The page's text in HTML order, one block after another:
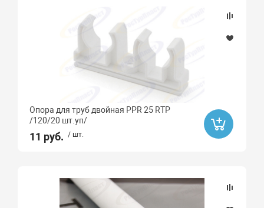
Опора для труб двойная PPR 25 RTP
/120/20 шт.уп/
11 руб. / шт.